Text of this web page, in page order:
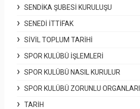
SENDIKA ŞUBESI KURULUŞU
SENEDI İTTIFAK
SIVIL TOPLUM TARIHI
SPOR KULÜBÜ İŞLEMLERI
SPOR KULÜBÜ NASIL KURULUR
SPOR KULÜBÜ ZORUNLU ORGANLARI
TARIH